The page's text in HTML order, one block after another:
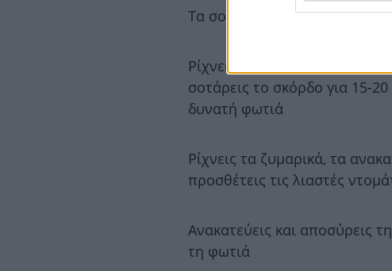
Τα σουρώνεις και τα αφήνεις
Ρίχνεις στην κατσαρόλα το
σοτάρεις το σκόρδο για 15-
δυνατή φωτιά
Ρίχνεις τα ζυμαρικά, τα
προσθέτεις τις λιαστές
Ανακατεύεις και αποσύρεις
τη φωτιά